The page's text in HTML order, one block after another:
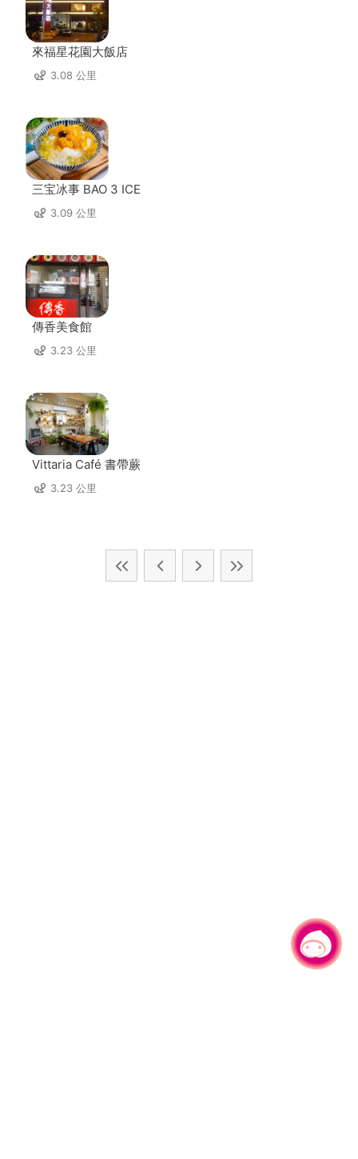
來福星花園大飯店
3.08 公里
三宝冰事 BAO 3 ICE
3.09 公里
傳香美食館
3.23 公里
Vittaria Café 書帶蕨
3.23 公里